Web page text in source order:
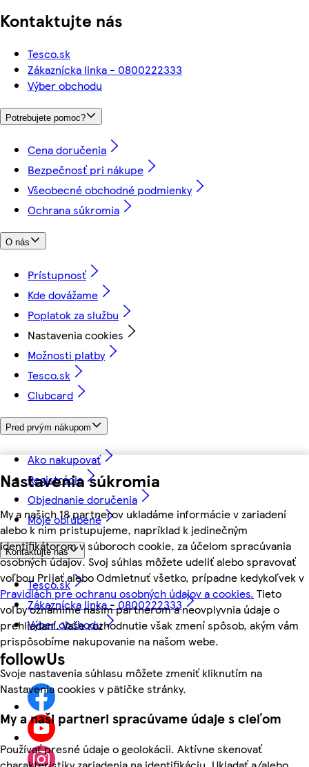
Nastavenia súkromia
My a našich 18 partnerov ukladáme informácie v zariadení
alebo k nim pristupujeme, napríklad k jedinečným
identifikátorom v súboroch cookie, za účelom spracúvania
osobných údajov. Svoj súhlas môžete udeliť alebo spravovať
voľbou Prijať alebo Odmietnuť všetko, prípadne kedykoľvek v
Pravidlách pre ochranu osobných údajov a cookies. Tieto
voľby oznámime našim partnerom a neovplyvnia údaje o
prehliadaní. Vaše rozhodnutie však zmení spôsob, akým vám
prispôsobíme nakupovanie na našom webe.
Svoje nastavenia súhlasu môžete zmeniť kliknutím na
Nastavenia cookies v pätičke stránky.
My a naši partneri spracúvame údaje s cieľom
Používať presné údaje o geolokácii. Aktívne skenovať
Kontaktujte nás
Tesco.sk
Zákaznícka linka - 0800222333
Výber obchodu
Potrebujete pomoc?
Cena doručenia
Bezpečnosť pri nákupe
Všeobecné obchodné podmienky
Ochrana súkromia
O nás
Prístupnosť
Kde dovážame
Poplatok za službu
Nastavenia cookies
Možnosti platby
Tesco.sk
Clubcard
Pred prvým nákupom
Ako nakupovať
Registrácia
Objednanie doručenia
Moje obľúbené
Kontaktujte nás
Tesco.sk
Zákaznícka linka - 0800222333
Výber obchodu
followUs